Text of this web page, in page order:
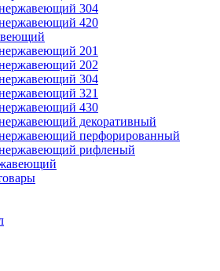
304
420
201
202
304
321
430
декоративный
перфорированный
рифленый